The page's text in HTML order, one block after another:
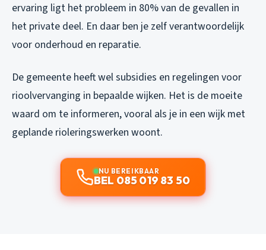
ervaring ligt het probleem in 80% van de gevallen in
het private deel. En daar ben je zelf verantwoordelijk
voor onderhoud en reparatie.
De gemeente heeft wel subsidies en regelingen voor
rioolvervanging in bepaalde wijken. Het is de moeite
waard om te informeren, vooral als je in een wijk met
geplande rioleringswerken woont.
NU BEREIKBAAR
BEL 085 019 83 50